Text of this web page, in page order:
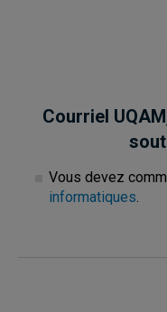
Courriel
Vous devez
informatiques.